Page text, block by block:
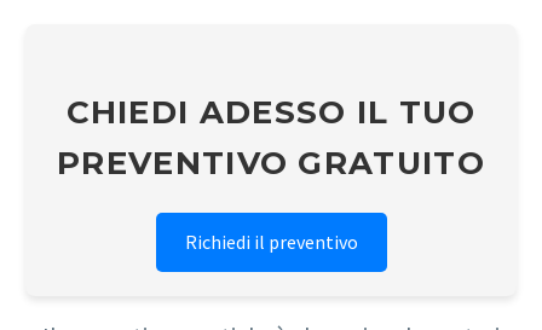
CHIEDI ADESSO IL TUO
PREVENTIVO GRATUITO
Richiedi il preventivo